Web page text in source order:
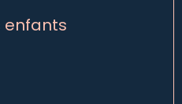
enfants